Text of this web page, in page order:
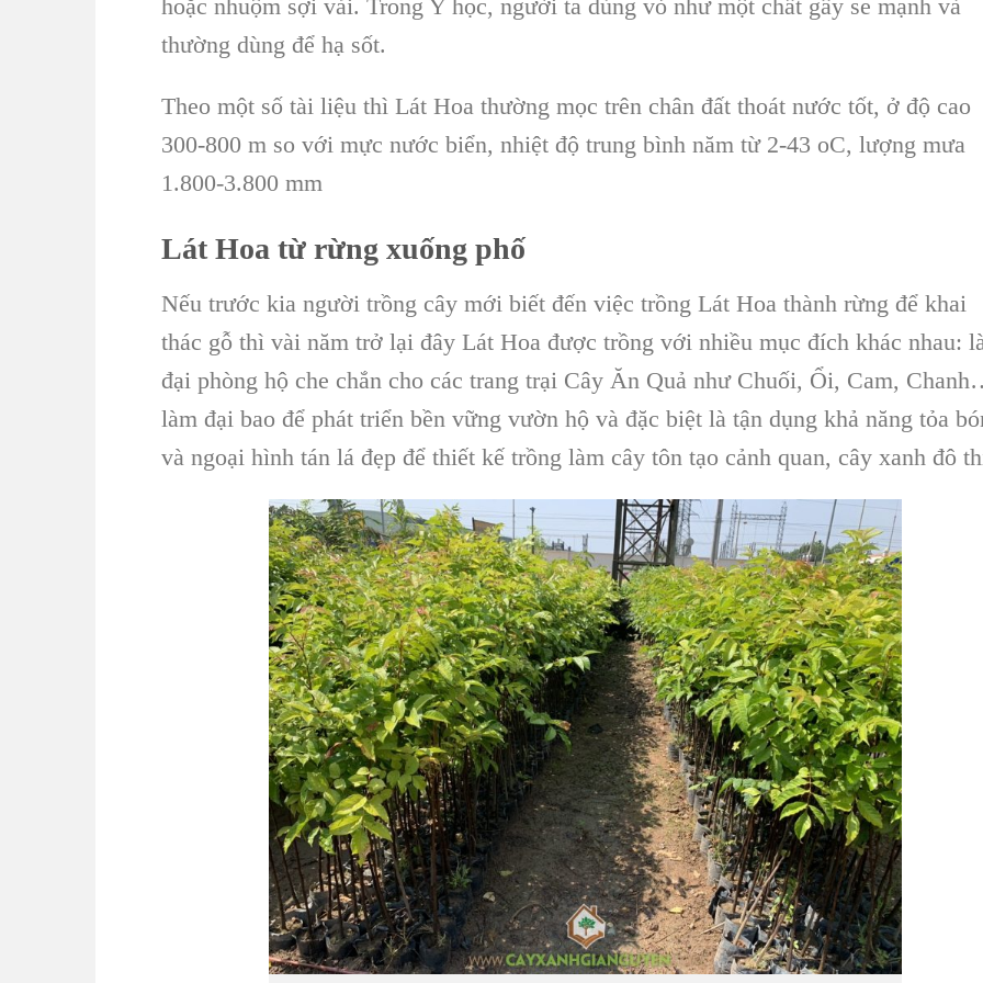
hoặc nhuộm sợi vải. Trong Y học, người ta dùng vỏ như một chất gây se mạnh và
thường dùng để hạ sốt.
Theo một số tài liệu thì Lát Hoa thường mọc trên chân đất thoát nước tốt, ở độ cao
300-800 m so với mực nước biển, nhiệt độ trung bình năm từ 2-43 oC, lượng mưa
1.800-3.800 mm
Lát Hoa từ rừng xuống phố
Nếu trước kia người trồng cây mới biết đến việc trồng Lát Hoa thành rừng để khai
thác gỗ thì vài năm trở lại đây Lát Hoa được trồng với nhiều mục đích khác nhau:
đại phòng hộ che chắn cho các trang trại Cây Ăn Quả như Chuối, Ổi, Cam, Chanh
làm đại bao để phát triển bền vững vườn hộ và đặc biệt là tận dụng khả năng tỏa
và ngoại hình tán lá đẹp để thiết kế trồng làm cây tôn tạo cảnh quan, cây xanh đô